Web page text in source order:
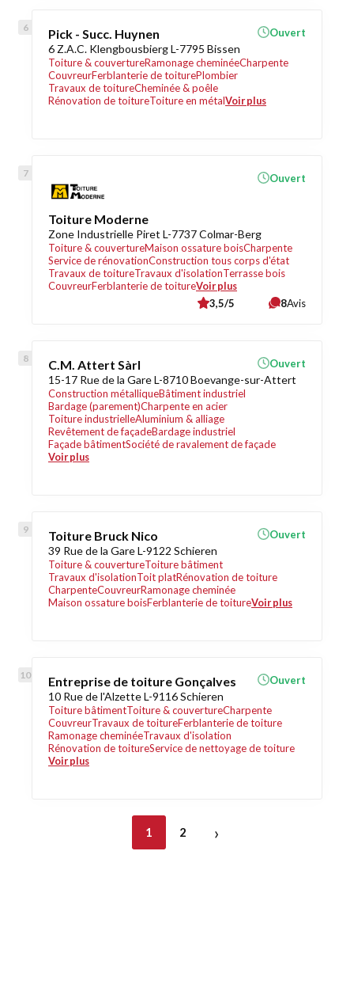
Pick - Succ. Huynen
6 Z.A.C. Klengbousbierg L-7795 Bissen
Toiture & couvertureRamonage cheminéeCharpente
CouvreurFerblanterie de toiturePlombier
Travaux de toitureCheminée & poêle
Rénovation de toitureToiture en métalVoir plus
Ouvert
Toiture Moderne
Zone Industrielle Piret L-7737 Colmar-Berg
Toiture & couvertureMaison ossature boisCharpente
Service de rénovationConstruction tous corps d'état
Travaux de toitureTravaux d'isolationTerrasse bois
CouvreurFerblanterie de toitureVoir plus
Ouvert
3,5/5 8Avis
C.M. Attert Sàrl
15-17 Rue de la Gare L-8710 Boevange-sur-Attert
Construction métalliqueBâtiment industriel
Bardage (parement)Charpente en acier
Toiture industrielleAluminium & alliage
Revêtement de façadeBardage industriel
Façade bâtimentSociété de ravalement de façade
Voir plus
Ouvert
Toiture Bruck Nico
39 Rue de la Gare L-9122 Schieren
Toiture & couvertureToiture bâtiment
Travaux d'isolationToit platRénovation de toiture
CharpenteCouvreurRamonage cheminée
Maison ossature boisFerblanterie de toitureVoir plus
Ouvert
Entreprise de toiture Gonçalves
10 Rue de l'Alzette L-9116 Schieren
Toiture bâtimentToiture & couvertureCharpente
CouvreurTravaux de toitureFerblanterie de toiture
Ramonage cheminéeTravaux d'isolation
Rénovation de toitureService de nettoyage de toiture
Voir plus
Ouvert
1 2 ›